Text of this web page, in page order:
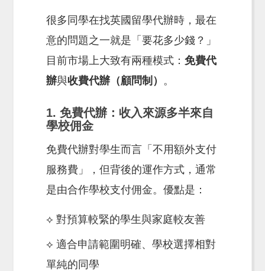
很多同學在找英國留學代辦時，最在
意的問題之一就是「要花多少錢？」
目前市場上大致有兩種模式：免費代
辦與收費代辦（顧問制） 。
1. 免費代辦：收入來源多半來自
學校佣金
免費代辦對學生而言「不用額外支付
服務費」，但背後的運作方式，通常
是由合作學校支付佣金。優點是：
⟡ 對預算較緊的學生與家庭較友善
⟡ 適合申請範圍明確、學校選擇相對
單純的同學